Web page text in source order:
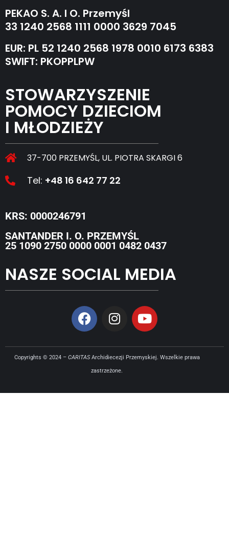
PEKAO S. A. I O. Przemyśl
33 1240 2568 1111 0000 3629 7045
EUR: PL 52 1240 2568 1978 0010 6173 6383
SWIFT: PKOPPLPW
STOWARZYSZENIE
POMOCY DZIECIOM
I MŁODZIEŻY
37-700 PRZEMYŚL, UL. PIOTRA SKARGI 6
Tel: +48 16 642 77 22
KRS: 0000246791
SANTANDER I. O. PRZEMYŚL
25 1090 2750 0000 0001 0482 0437
NASZE SOCIAL MEDIA
Copyrights © 2024 – CARITASArchidiecezji Przemyskiej. Wszelkie prawa
zastrzeżone.